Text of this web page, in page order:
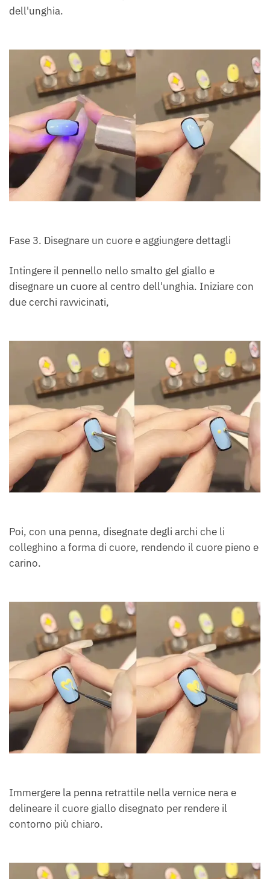
dell'unghia.
Fase 3. Disegnare un cuore e aggiungere dettagli
Intingere il pennello nello smalto gel giallo e
disegnare un cuore al centro dell'unghia. Iniziare con
due cerchi ravvicinati,
Poi, con una penna, disegnate degli archi che li
colleghino a forma di cuore, rendendo il cuore pieno e
carino.
Immergere la penna retrattile nella vernice nera e
delineare il cuore giallo disegnato per rendere il
contorno più chiaro.